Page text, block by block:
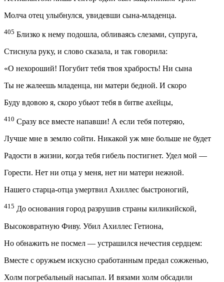
Молча отец улыбнулся, увидевши сына-младенца.
405 Близко к нему подошла, обливаясь слезами, супруга,
Стиснула руку, и слово сказала, и так говорила:
«О нехороший! Погубит тебя твоя храбрость! Ни сына
Ты не жалеешь младенца, ни матери бедной. И скоро
Буду вдовою я, скоро убьют тебя в битве ахейцы,
410 Сразу все вместе напавши! А если тебя потеряю,
Лучше мне в землю сойти. Никакой уж мне больше не будет
Радости в жизни, когда тебя гибель постигнет. Удел мой —
Горести. Нет ни отца у меня, нет ни матери нежной.
Нашего старца-отца умертвил Ахиллес быстроногий,
415 До основания город разрушив страны киликийской,
Высоковратную Фиву. Убил Ахиллес Гетиона,
Но обнажить не посмел — устрашился нечестия сердцем:
Вместе с оружьем искусно сработанным предал сожженью,
Холм погребальный насыпал. И вязами холм обсадили